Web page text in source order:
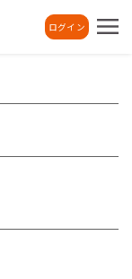
ログイン